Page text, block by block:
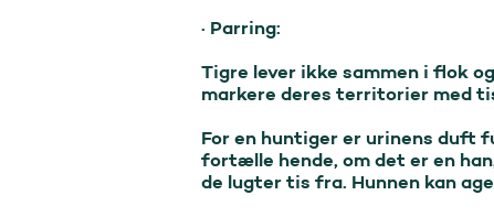
· Parring:
Tigre lever ikke sammen i flok
markere deres territorier med
For en huntiger er urinens duft
fortælle hende, om det er en
de lugter tis fra. Hunnen kan